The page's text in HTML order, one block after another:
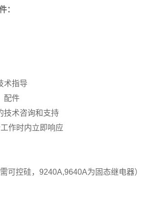
：
术指导
配件
技术咨询和支持
作时内立即响应
可控硅，9240A,9640A为固态继电器）